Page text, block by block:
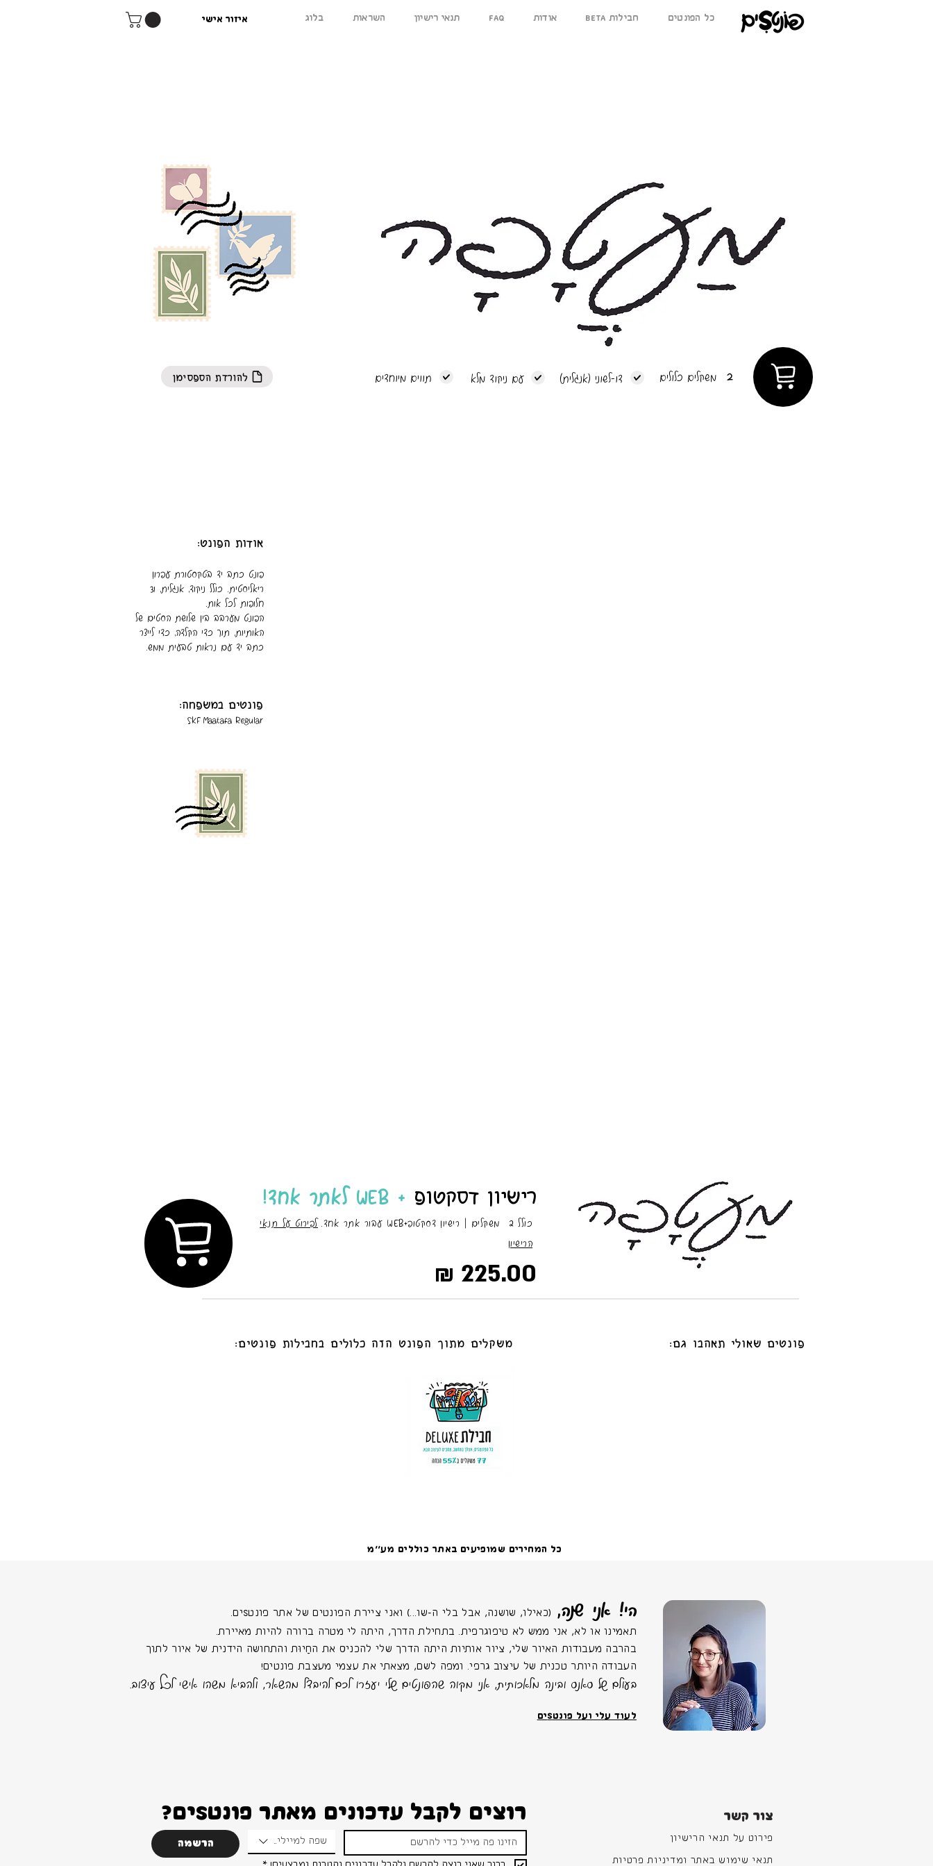
איזור אישי כל הפונטים BETA חבילות אודות FAQ תנאי רישיון השראות בלוג
להורדת הספסימן תווים מיוחדים עם ניקוד מלא דו-לשוני (אנגלית) משקלים כלולים 2
אודות הפונט:
פונט כתב יד בטקסטורת עפרון
ריאליסטית. כולל ניקוד, אנגלית, ו3
חלופות לכל אות.
הפונט מערבב בין שלושת הסטים של
האותיות, תוך כדי הקלדה, כדי לייצר
כתב יד עם נראות טבעית ממש.
פונטים במשפחה:
SKF Maatafa Regular
רישיון דסקטופ + WEB לאתר אחד!
כולל משקלים | רישיון דסקטופ+WEB עבור אתר אחד .לפירוט על תנאי
הרישיון
225.00 ₪
2
משקלים מתוך הפונט הזה כלולים בחבילות פונטים: פונטים שאולי תאהבו גם:
כל המחירים שמופיעים באתר כוללים מע׳׳מ
הי! אני שנה,
(כאילו, שושנה, אבל בלי ה-שו...) ואני ציירת הפונטים של אתר פונטSים.
תאמינו או לא, אני ממש לא טיפוגרפית. בתחילת הדרך, היתה לי מטרה ברורה להיות מאיירת.
בהרבה מעבודות האיור שלי, ציור אותיות היתה הדרך שלי להכניס את החַיוּת והתחושה הידנית של איור לתוך
העבודה היותר טכנית של עיצוב גרפי. ומפה לשם, מצאתי את עצמי מעצבת פונטים!
בעולם של סאנס ובינה מלאכותית, אני מקוה שהפונטים שלי יעזרו לכם להיבדל מהשאר, ולהביא משהו אישי לכל עיצוב.
לעוד עלי ועל פונטSים
רוצים לקבל עדכונים מאתר פונטSים?
שפה למיילים הרשמה
צור קשר
פירוט על תנאי הרישיון
תנאי שימוש באתר ומדיניות פרטיות